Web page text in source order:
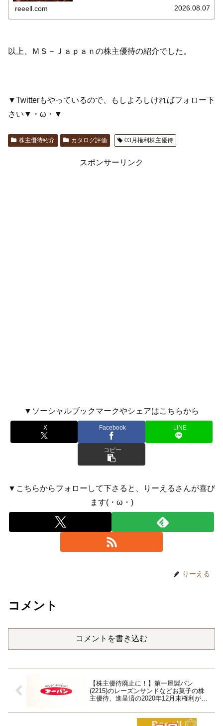
含む）を報告します。最新の取得状況はこちらです…
reeell.com 2026.08.07
以上、ＭＳ－Ｊａｐａｎの株主優待の紹介でした。
▼Twitterもやっているので、もしよろしければフォロー下
さい▼・ω・▼
株主優待紹介 カタログ評価 03月権利株主優待
スポンサーリンク
▼ソーシャルブックマークやシェアはこちらから
X Facebook LINE
コピー
▼こちらからフォローして下さると、りーえるさんが喜び
ます(・ω・)
りーえる
コメント
コメントを書き込む
【株主優待廃止に！】第一屋製パン
(2215)のレーズンサンドなどお菓子の株
主優待、進呈済の2020年12月末権利が最